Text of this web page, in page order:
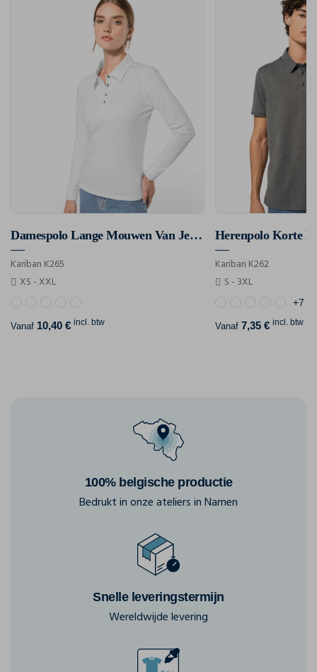
Damespolo Lange Mouwen Van Jersey
Kariban K265
XS - XXL
Vanaf 10,40 € incl. btw
Kariban K262
S - 3XL
+7
Vanaf 7,35 € incl. btw
100% belgische productie
Bedrukt in onze ateliers in Namen
Snelle leveringstermijn
Wereldwijde levering